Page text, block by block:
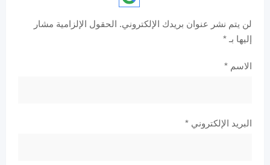
لن يتم نشر عنوان بريدك الإلكتروني. الحقول الإلزامية مشار
إليها بـ *
الاسم *
البريد الإلكتروني *